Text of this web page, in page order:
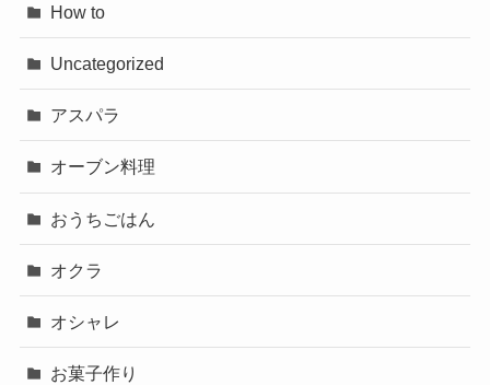
How to
Uncategorized
アスパラ
オーブン料理
おうちごはん
オクラ
オシャレ
お菓子作り